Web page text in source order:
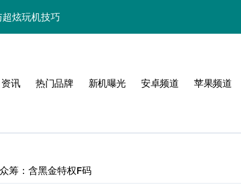
炫玩机技巧
递抢先知！
用技巧大放送！
文速览！
法全攻略
抢先揭秘！
资讯 热门品牌 新机曝光 安卓频道 苹果频道
筹：含黑金特权F码